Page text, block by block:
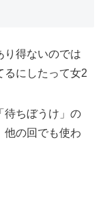
り得ないのでは
るにしたって女2
待ちぼうけ」の
他の回でも使わ